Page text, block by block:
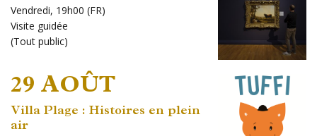
Vendredi, 19h00 (FR)
Visite guidée
(Tout public)
29 AOÛT
Villa Plage : Histoires en plein
air